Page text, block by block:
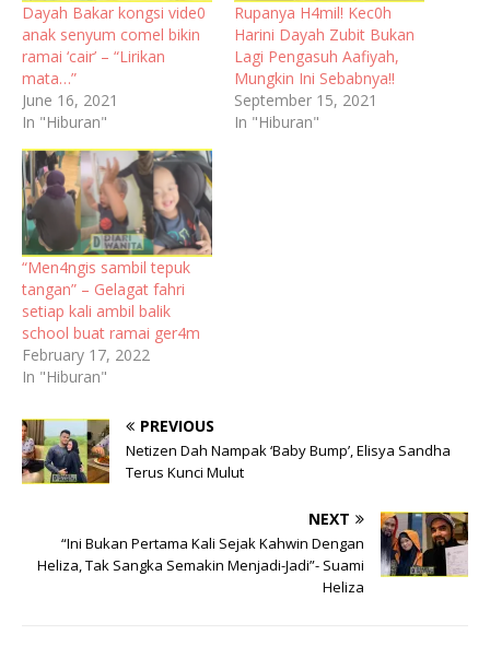
Dayah Bakar kongsi vide0
anak senyum comel bikin
ramai ‘cair’ – “Lirikan
mata…”
June 16, 2021
In "Hiburan"
Rupanya H4mil! Kec0h
Harini Dayah Zubit Bukan
Lagi Pengasuh Aafiyah,
Mungkin Ini Sebabnya!!
September 15, 2021
In "Hiburan"
“Men4ngis sambil tepuk
tangan” – Gelagat fahri
setiap kali ambil balik
school buat ramai ger4m
February 17, 2022
In "Hiburan"
PREVIOUS
Netizen Dah Nampak ‘Baby Bump’, Elisya Sandha
Terus Kunci Mulut
NEXT
“Ini Bukan Pertama Kali Sejak Kahwin Dengan
Heliza, Tak Sangka Semakin Menjadi-Jadi”- Suami
Heliza